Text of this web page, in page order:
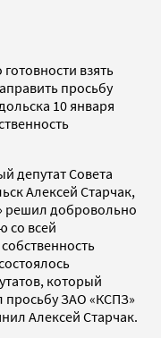
готовности взять
просьбу
10 января
депутат Совета
Алексей Старчак,
решил добровольно
со всей
который
просьбу ЗАО «КСПЗ»
Алексей Старчак.